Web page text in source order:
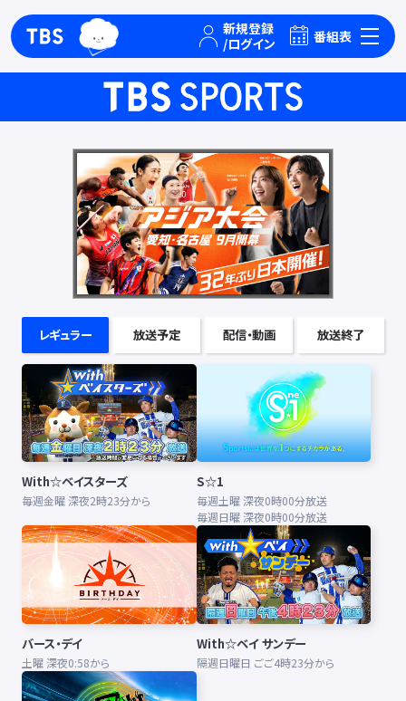
TBSテレビ｜ときめくときを。
TBSグループキャラクター『ワクティ』
番組表
レギュラー 放送予定 配信・動画 放送終了
With☆ベイスターズ
毎週金曜 深夜2時23分から
S☆1
毎週土曜 深夜0時00分放送
毎週日曜 深夜0時00分放送
バース・デイ
土曜 深夜0:58から
With☆ベイ サンデー
隔週日曜日 ごご4時23分から